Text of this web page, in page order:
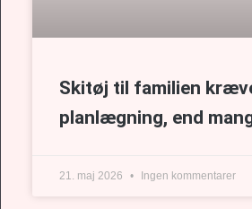
Skitøj til familien
planlægning, end
21. maj 2026 Ingen kommentarer